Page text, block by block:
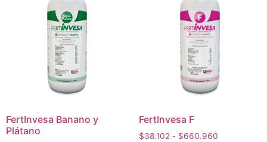
FertInvesa Banano y
Plátano
FertInvesa F
$38.102 - $660.960